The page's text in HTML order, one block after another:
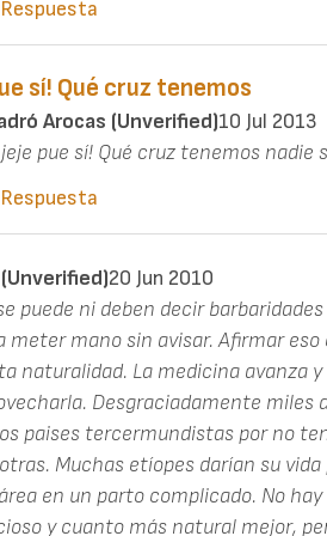
Respuesta
sí! Qué cruz tenemos
Arocas (unverified)10 Jul 2013
jeje pue sí! Qué cruz tenemos nadie
Respuesta
20 Jun 2010
puede ni deben decir
meter mano sin avisar. Afirmar
naturalidad. La medicina avanza
Desgraciadamente miles
paises tercermundistas por no
Muchas etíopes darían su
en un parto complicado. No
y cuanto más natural mejor,